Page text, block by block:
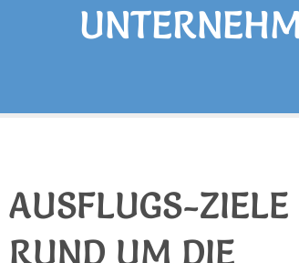
AUSFLUGS-ZIELE
RUND UM DIE